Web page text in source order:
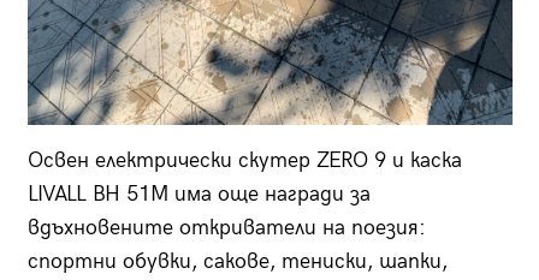
Освен електрически скутер ZERO 9 и каска
LIVALL BH 51M има още награди за
вдъхновените откриватели на поезия:
спортни обувки, сакове, тениски, шапки,